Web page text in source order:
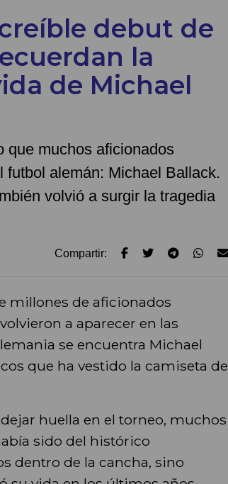
debut de
la
de Michael
que muchos aficionados
alemán: Michael Ballack.
volvió a surgir la tragedia
Compartir:
millones de aficionados
a aparecer en las
se encuentra Michael
que ha vestido la camiseta de
huella en el torneo, muchos
sido del histórico
dentro de la cancha, sino